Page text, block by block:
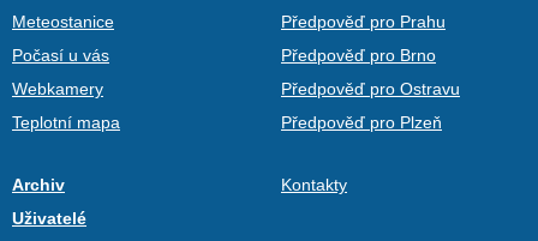
Meteostanice
Počasí u vás
Webkamery
Teplotní mapa
Předpověď pro Prahu
Předpověď pro Brno
Předpověď pro Ostravu
Předpověď pro Plzeň
Archiv
Uživatelé
Kontakty